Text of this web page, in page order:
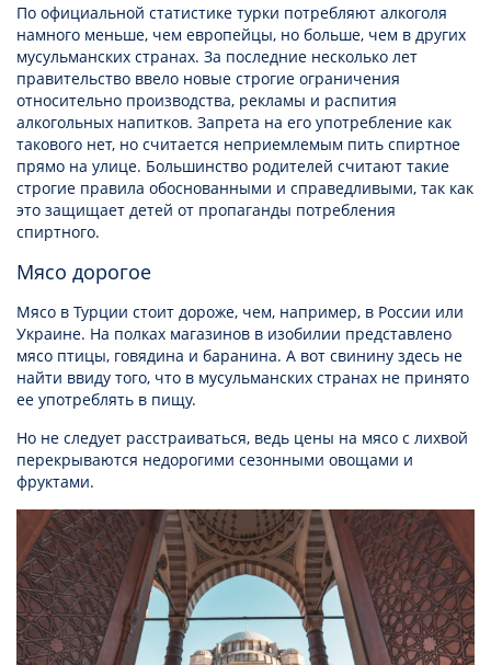
По официальной статистике турки потребляют алкоголя
намного меньше, чем европейцы, но больше, чем в других
мусульманских странах. За последние несколько лет
правительство ввело новые строгие ограничения
относительно производства, рекламы и распития
алкогольных напитков. Запрета на его употребление как
такового нет, но считается неприемлемым пить спиртное
прямо на улице. Большинство родителей считают такие
строгие правила обоснованными и справедливыми, так как
это защищает детей от пропаганды потребления
спиртного.
Мясо дорогое
Мясо в Турции стоит дороже, чем, например, в России или
Украине. На полках магазинов в изобилии представлено
мясо птицы, говядина и баранина. А вот свинину здесь не
найти ввиду того, что в мусульманских странах не принято
ее употреблять в пищу.
Но не следует расстраиваться, ведь цены на мясо с лихвой
перекрываются недорогими сезонными овощами и
фруктами.